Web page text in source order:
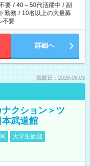
要 / 40～50代活躍中 / 副
勤務 / 10名以上の大量募
不要
詳細へ
掲載日：2026.08.03
クション＞ツ
武道館
大学生歓迎